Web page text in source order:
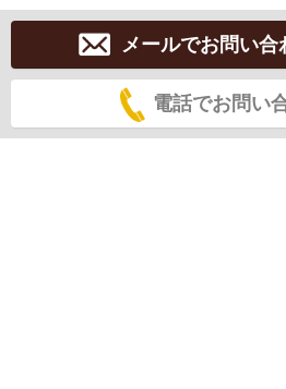
メールでお問い合
電話でお問い